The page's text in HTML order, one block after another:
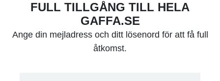
FULL TILLGÅNG TILL HELA
GAFFA.SE
Ange din mejladress och ditt lösenord för att få full
åtkomst.